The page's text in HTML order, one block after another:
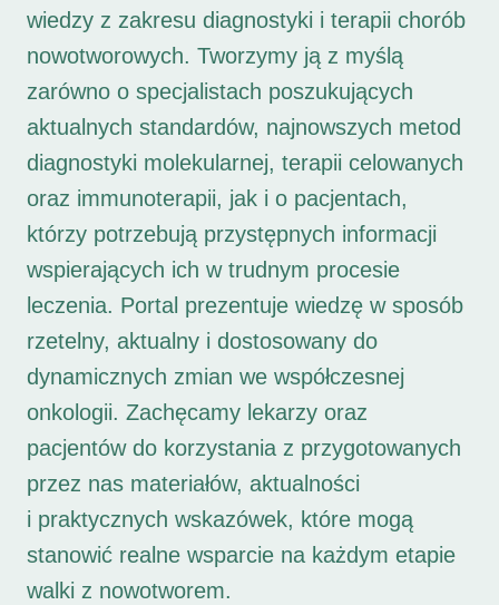
wiedzy z zakresu diagnostyki i terapii chorób
nowotworowych. Tworzymy ją z myślą
zarówno o specjalistach poszukujących
aktualnych standardów, najnowszych metod
diagnostyki molekularnej, terapii celowanych
oraz immunoterapii, jak i o pacjentach,
którzy potrzebują przystępnych informacji
wspierających ich w trudnym procesie
leczenia. Portal prezentuje wiedzę w sposób
rzetelny, aktualny i dostosowany do
dynamicznych zmian we współczesnej
onkologii. Zachęcamy lekarzy oraz
pacjentów do korzystania z przygotowanych
przez nas materiałów, aktualności
i praktycznych wskazówek, które mogą
stanowić realne wsparcie na każdym etapie
walki z nowotworem.